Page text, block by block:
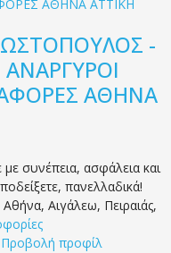
-
ΑΝΑΡΓΥΡΟΙ
ΑΘΗΝΑ
συνέπεια, ασφάλεια και
πανελλαδικά!
Αιγάλεω, Πειραιάς,
Προβολή προφίλ